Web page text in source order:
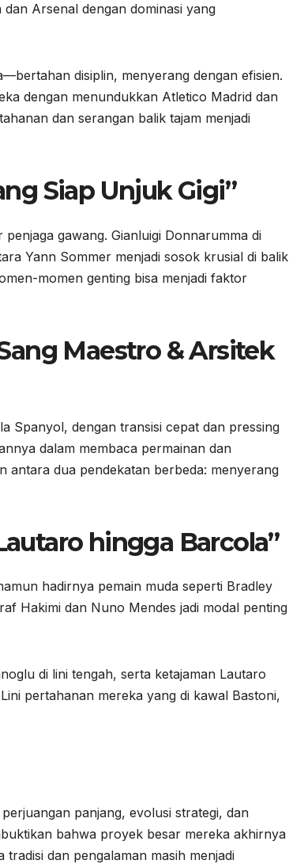
Arsenal dengan dominasi yang
disiplin, menyerang dengan efisien.
dengan menundukkan Atletico Madrid dan
dan serangan balik tajam menjadi
Siap Unjuk Gigi”
gawang. Gianluigi Donnarumma di
Yann Sommer menjadi sosok krusial di balik
momen genting bisa menjadi faktor
Maestro & Arsitek
Spanyol, dengan transisi cepat dan pressing
dalam membaca permainan dan
antara dua pendekatan berbeda: menyerang
hingga Barcola”
hadirnya pemain muda seperti Bradley
Hakimi dan Nuno Mendes jadi modal penting
di lini tengah, serta ketajaman Lautaro
pertahanan mereka yang di kawal Bastoni,
panjang, evolusi strategi, dan
bahwa proyek besar mereka akhirnya
dan pengalaman masih menjadi